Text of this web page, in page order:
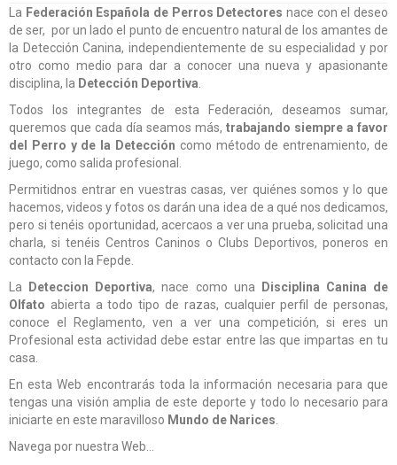
La Federación Española de Perros Detectores nace con el deseo
de ser, por un lado el punto de encuentro natural de los amantes de
la Detección Canina, independientemente de su especialidad y por
otro como medio para dar a conocer una nueva y apasionante
disciplina, la Detección Deportiva
Todos los integrantes de esta Federación, deseamos sumar,
queremos que cada día seamos más, trabajando siempre a favor
del Perro y de la Detección como método de entrenamiento, de
juego, como salida profesional.
Permitidnos entrar en vuestras casas, ver quiénes somos y lo que
hacemos, videos y fotos os darán una idea de a qué nos dedicamos,
pero si tenéis oportunidad, acercaos a ver una prueba, solicitad una
charla, si tenéis Centros Caninos o Clubs Deportivos, poneros en
contacto con la Fepde.
La Deteccion Deportiva, nace como una Disciplina Canina de
Olfato abierta a todo tipo de razas, cualquier perfil de personas,
conoce el Reglamento, ven a ver una competición, si eres un
Profesional esta actividad debe estar entre las que impartas en tu
casa.
En esta Web encontrarás toda la información necesaria para que
tengas una visión amplia de este deporte y todo lo necesario para
iniciarte en este maravilloso Mundo de Narices
Navega por nuestra Web…